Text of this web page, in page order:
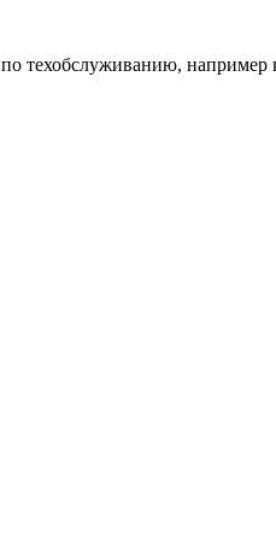
техобслуживанию, например